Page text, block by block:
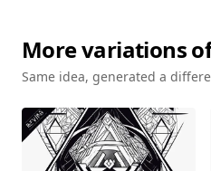
More variations
Same idea, generated a